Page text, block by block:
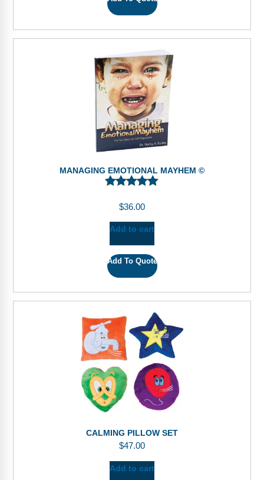
MANAGING EMOTIONAL MAYHEM ©
$36.00
Add to cart
Add To Quote
CALMING PILLOW SET
$47.00
Add to cart